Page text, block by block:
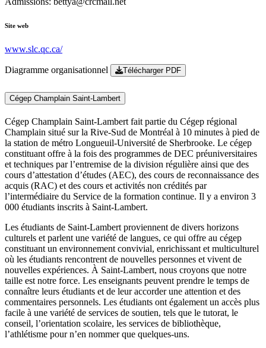
Site web
www.slc.qc.ca/
Diagramme organisationnel Télécharger PDF
Cégep Champlain Saint-Lambert
Cégep Champlain Saint-Lambert fait partie du Cégep régional
Champlain situé sur la Rive-Sud de Montréal à 10 minutes à pied de
la station de métro Longueuil-Université de Sherbrooke. Le cégep
constituant offre à la fois des programmes de DEC préuniversitaires
et techniques par l’entremise de la division régulière ainsi que des
cours d’attestation d’études (AEC), des cours de reconnaissance des
acquis (RAC) et des cours et activités non crédités par
l’intermédiaire du Service de la formation continue. Il y a environ 3
000 étudiants inscrits à Saint-Lambert.
Les étudiants de Saint-Lambert proviennent de divers horizons
culturels et parlent une variété de langues, ce qui offre au cégep
constituant un environnement convivial, enrichissant et multiculturel
où les étudiants rencontrent de nouvelles personnes et vivent de
nouvelles expériences. À Saint-Lambert, nous croyons que notre
taille est notre force. Les enseignants peuvent prendre le temps de
connaître leurs étudiants et de leur accorder une attention et des
commentaires personnels. Les étudiants ont également un accès plus
facile à une variété de services de soutien, tels que le tutorat, le
conseil, l’orientation scolaire, les services de bibliothèque,
l’athlétisme pour n’en nommer que quelques-uns.